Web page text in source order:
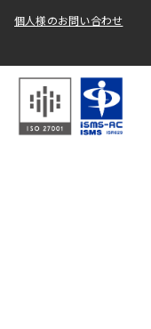
個人様のお問い合わせ